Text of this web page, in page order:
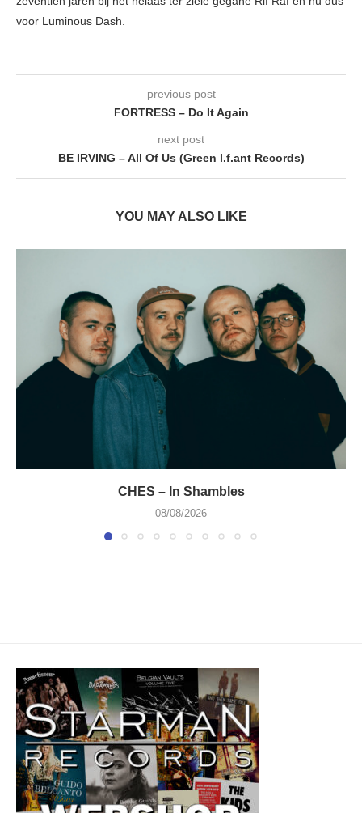
voor Luminous Dash.
previous post
FORTRESS – Do It Again
next post
BE IRVING – All Of Us (Green l.f.ant Records)
YOU MAY ALSO LIKE
CHES – In Shambles
08/08/2026